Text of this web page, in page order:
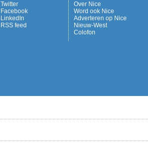
Over Nice
Word ook Nice
Adverteren op Nice
Nieuw-West
Colofon
Twitter
Facebook
LinkedIn
RSS feed